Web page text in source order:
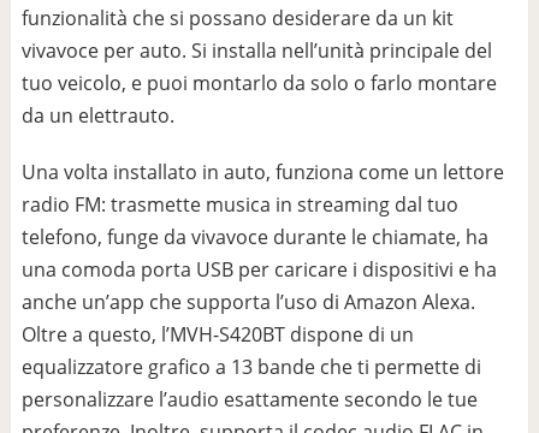
funzionalità che si possano desiderare da un kit
vivavoce per auto. Si installa nell’unità principale del
tuo veicolo, e puoi montarlo da solo o farlo montare
da un elettrauto.
Una volta installato in auto, funziona come un lettore
radio FM: trasmette musica in streaming dal tuo
telefono, funge da vivavoce durante le chiamate, ha
una comoda porta USB per caricare i dispositivi e ha
anche un’app che supporta l’uso di Amazon Alexa.
Oltre a questo, l’MVH-S420BT dispone di un
equalizzatore grafico a 13 bande che ti permette di
personalizzare l’audio esattamente secondo le tue